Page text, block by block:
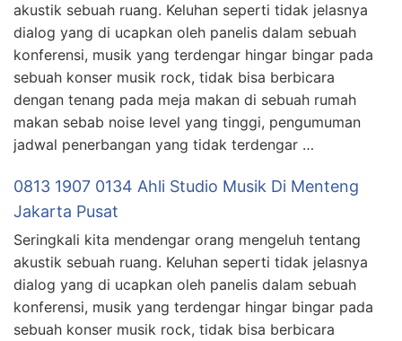
akustik sebuah ruang. Keluhan seperti tidak jelasnya
dialog yang di ucapkan oleh panelis dalam sebuah
konferensi, musik yang terdengar hingar bingar pada
sebuah konser musik rock, tidak bisa berbicara
dengan tenang pada meja makan di sebuah rumah
makan sebab noise level yang tinggi, pengumuman
jadwal penerbangan yang tidak terdengar …
0813 1907 0134 Ahli Studio Musik Di Menteng
Jakarta Pusat
Seringkali kita mendengar orang mengeluh tentang
akustik sebuah ruang. Keluhan seperti tidak jelasnya
dialog yang di ucapkan oleh panelis dalam sebuah
konferensi, musik yang terdengar hingar bingar pada
sebuah konser musik rock, tidak bisa berbicara